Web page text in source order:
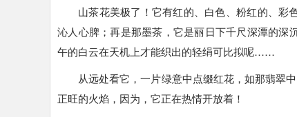
山茶花美极了！它有红的、白色、粉红的、
沁人心脾；再是那墨茶，它是丽日下千尺深潭的深
午的白云在天机上才能织出的轻绢可比拟呢……
从远处看它，一片绿意中点缀红花，如那翡翠
正旺的火焰，因为，它正在热情开放着！